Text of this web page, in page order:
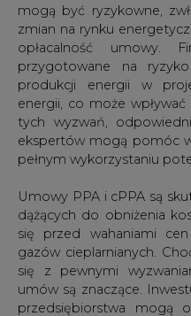
mogą być ryzykowne,
zmian na rynku
opłacalność umowy.
przygotowane na
produkcji energii w
energii, co może
tych wyzwań,
ekspertów mogą pomóc
pełnym wykorzystaniu
Umowy PPA i cPPA są
dążących do obniżenia
się przed wahaniami
gazów cieplarnianych.
się z pewnymi
umów są znaczące.
przedsiębiorstwa mogą